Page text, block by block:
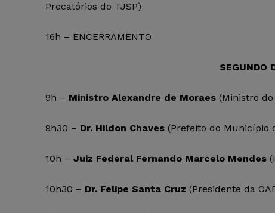
Precatórios do TJSP)
16h – ENCERRAMENTO
SEGUNDO
9h – Ministro Alexandre de Moraes (Ministro do
9h30 – Dr. Hildon Chaves (Prefeito do Município
10h – Juiz Federal Fernando Marcelo Mendes
10h30 – Dr. Felipe Santa Cruz (Presidente da